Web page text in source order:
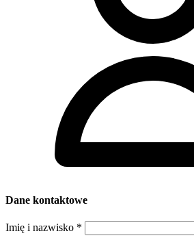
Dane kontaktowe
Imię i nazwisko *